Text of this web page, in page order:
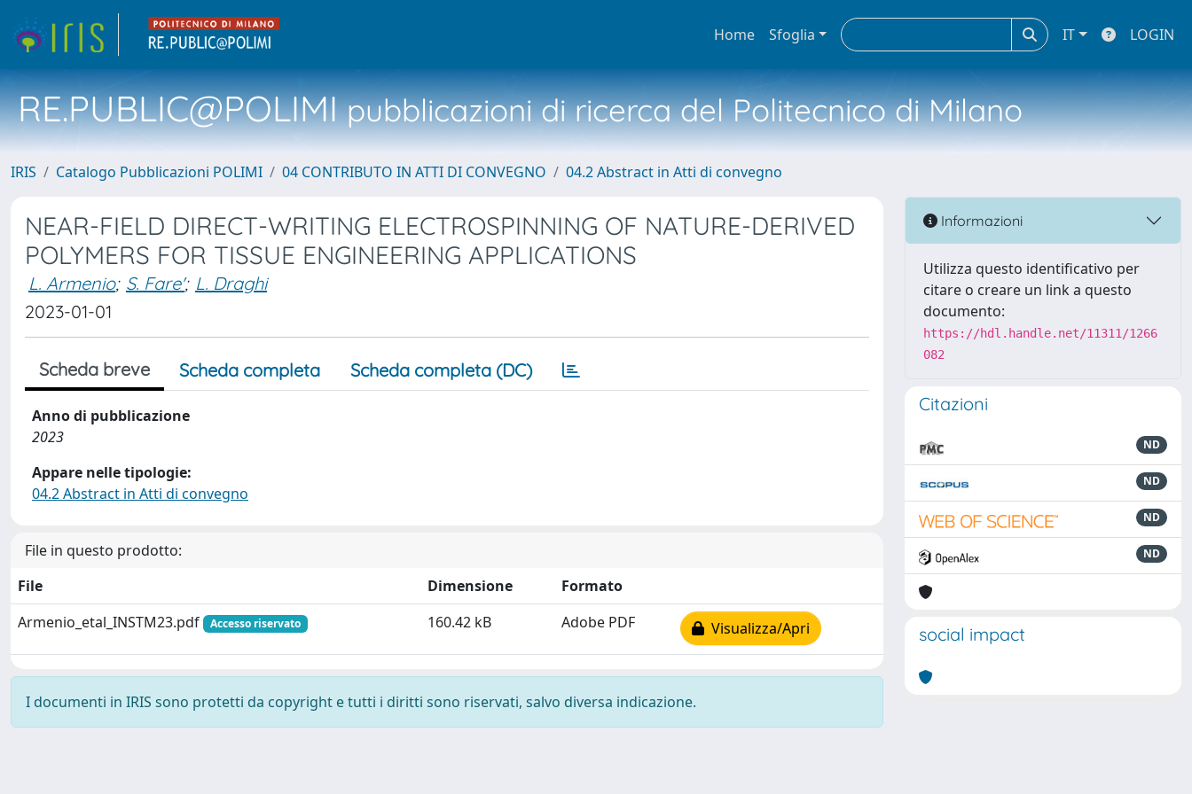
Home Sfoglia IT LOGIN
RE.PUBLIC@POLIMIpubblicazioni di ricerca del Politecnico di Milano
IRIS Catalogo Pubblicazioni POLIMI 04 CONTRIBUTO IN ATTI DI CONVEGNO 04.2 Abstract in Atti di convegno
NEAR-FIELD DIRECT-WRITING ELECTROSPINNING OF NATURE-DERIVED
POLYMERS FOR TISSUE ENGINEERING APPLICATIONS
L. Armenio; S. Fare'; L. Draghi
2023-01-01
Scheda breve Scheda completa Scheda completa (DC)
Anno di pubblicazione
2023
Appare nelle tipologie:
04.2 Abstract in Atti di convegno
File in questo prodotto:
File
Dimensione
Formato
Armenio_etal_INSTM23.pdf
Accesso riservato 160.42 kB Adobe PDF Visualizza/Apri
I documenti in IRIS sono protetti da copyright e tutti i diritti sono riservati, salvo diversa indicazione.
Informazioni
Utilizza questo identificativo per
citare o creare un link a questo
documento:
https://hdl.handle.net/11311/1266
082
Citazioni
ND
ND
ND
ND
social impact